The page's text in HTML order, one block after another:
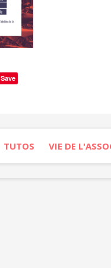
Save
TUTOS VIE DE